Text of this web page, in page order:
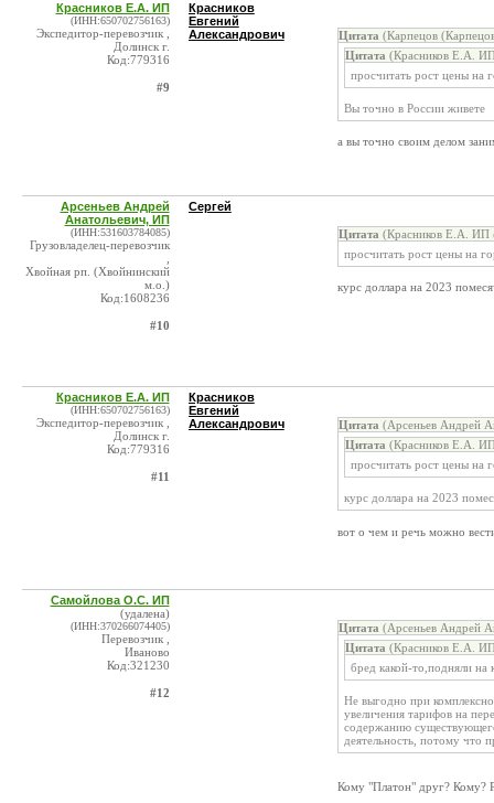
Красников Е.А. ИП
(ИНН:650702756163)
Экспедитор-перевозчик ,
Долинск г.
Код:779316
#9
Красников
Евгений
Александрович
Цитата (Карпецов
Цитата (Красников Е.А.
просчитать рост цены на
Вы точно в России живете
а вы точно своим делом
Арсеньев Андрей
Анатольевич, ИП
(ИНН:531603784085)
Грузовладелец-перевозчик
Хвойная рп. (Хвойнинский
м.о.)
Код:1608236
#10
Сергей
Цитата (Красников Е.А. ИП
просчитать рост цены на
курс доллара на 2023
Красников Е.А. ИП
(ИНН:650702756163)
Экспедитор-перевозчик ,
Долинск г.
Код:779316
#11
Красников
Евгений
Александрович
Цитата (Арсеньев Андрей
Цитата (Красников Е.А.
просчитать рост цены на
курс доллара на 2023
вот о чем и речь можно
Самойлова О.С. ИП
(удалена)
(ИНН:370266074405)
Перевозчик ,
Иваново
Код:321230
#12
Цитата (Арсеньев Андрей
Цитата (Красников Е.А.
бред какой-то,подняли на
Не выгодно при
увеличения тарифов на
содержанию
деятельность, потому что
Кому "Платон" друг? Кому?